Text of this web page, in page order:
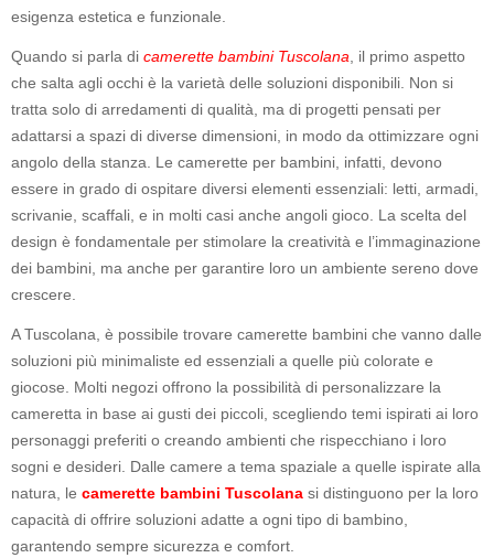
esigenza estetica e funzionale.
Quando si parla di camerette bambini Tuscolana , il primo aspetto
che salta agli occhi è la varietà delle soluzioni disponibili. Non si
tratta solo di arredamenti di qualità, ma di progetti pensati per
adattarsi a spazi di diverse dimensioni, in modo da ottimizzare ogni
angolo della stanza. Le camerette per bambini, infatti, devono
essere in grado di ospitare diversi elementi essenziali: letti, armadi,
scrivanie, scaffali, e in molti casi anche angoli gioco. La scelta del
design è fondamentale per stimolare la creatività e l’immaginazione
dei bambini, ma anche per garantire loro un ambiente sereno dove
crescere.
A Tuscolana, è possibile trovare camerette bambini che vanno dalle
soluzioni più minimaliste ed essenziali a quelle più colorate e
giocose. Molti negozi offrono la possibilità di personalizzare la
cameretta in base ai gusti dei piccoli, scegliendo temi ispirati ai loro
personaggi preferiti o creando ambienti che rispecchiano i loro
sogni e desideri. Dalle camere a tema spaziale a quelle ispirate alla
natura, le camerette bambini Tuscolana si distinguono per la loro
capacità di offrire soluzioni adatte a ogni tipo di bambino,
garantendo sempre sicurezza e comfort.